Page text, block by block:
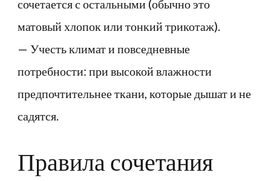
сочетается с остальными (обычно это
матовый хлопок или тонкий трикотаж).
— Учесть климат и повседневные
потребности: при высокой влажности
предпочтительнее ткани, которые дышат и не
садятся.
Правила сочетания